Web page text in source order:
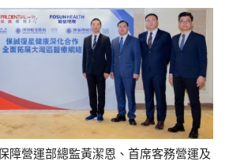
障營運部總監黃潔恩、首席客務營運及